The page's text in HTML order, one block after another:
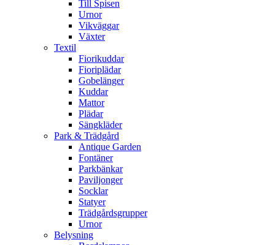
Till Spisen
Urnor
Vikväggar
Växter
Textil
Fiorikuddar
Fioriplädar
Gobelänger
Kuddar
Mattor
Plädar
Sängkläder
Park & Trädgård
Antique Garden
Fontäner
Parkbänkar
Paviljonger
Socklar
Statyer
Trädgårdsgrupper
Urnor
Belysning